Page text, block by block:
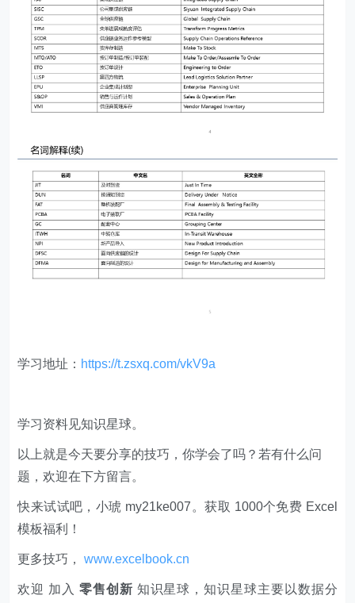
学习地址： https://t.zsxq.com/vkV9a
学习资料见知识星球。
以上就是今天要分享的技巧，你学会了吗？若有什么问
题，欢迎在下方留言。
快来试试吧，小琥 my21ke007。获取 1000个免费 Excel
模板福利​​​​！
更多技巧，www.excelbook.cn
欢迎 加入 零售创新 知识星球，知识星球主要以数据分